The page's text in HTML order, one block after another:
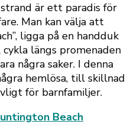
är ett paradis för
Man kan välja att
ligga på en handduk
längs promenaden
några saker. I denna
hemlösa, till skillnad
för barnfamiljer.
Beach